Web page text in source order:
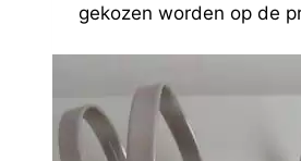
Airbuggy
AntePrima(0)
Barcelona Dogs
Bau Barù(0)
Bessie and Barnie
gekozen worden op de